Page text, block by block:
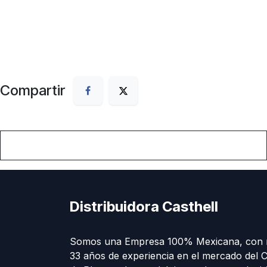
Compartir
Distribuidora Casthell
Somos una Empresa 100% Mexicana, con
33 años de experiencia en el mercado del